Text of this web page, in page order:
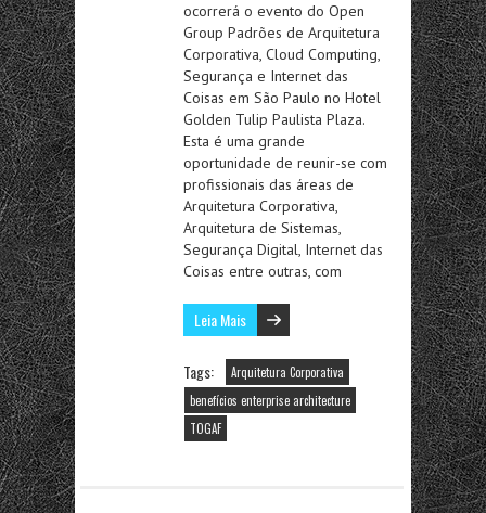
ocorrerá o evento do Open
Group Padrões de Arquitetura
Corporativa, Cloud Computing,
Segurança e Internet das
Coisas em São Paulo no Hotel
Golden Tulip Paulista Plaza.
Esta é uma grande
oportunidade de reunir-se com
profissionais das áreas de
Arquitetura Corporativa,
Arquitetura de Sistemas,
Segurança Digital, Internet das
Coisas entre outras, com
Leia Mais
Tags:
Arquitetura Corporativa
benefícios enterprise architecture
TOGAF